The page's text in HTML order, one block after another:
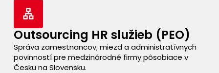
Outsourcing HR služieb (PEO)
Správa zamestnancov, miezd a administratívnych
povinností pre medzinárodné firmy pôsobiace v
Česku na Slovensku.